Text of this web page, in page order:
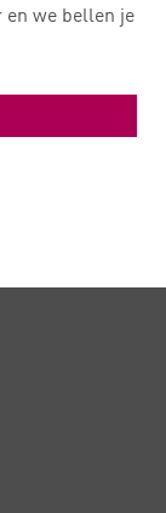
en we bellen je